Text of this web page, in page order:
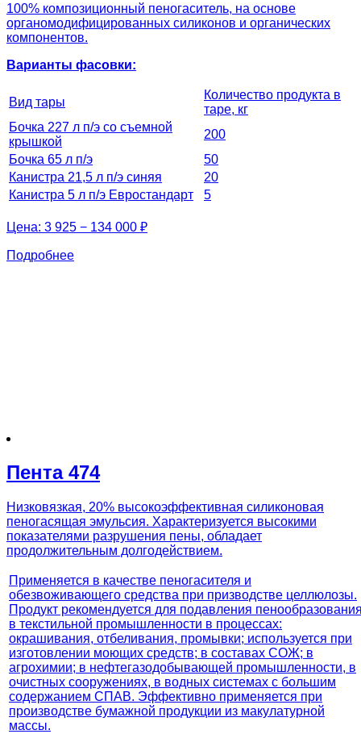
100% композиционный пеногаситель, на основе
органомодифицированных силиконов и органических
компонентов.
Варианты фасовки:
Вид тары
Количество продукта в
таре, кг
Бочка 227 л п/э со съемной
крышкой
200
Бочка 65 л п/э
50
Канистра 21,5 л п/э синяя
20
Канистра 5 л п/э Евростандарт
5
Цена: 3 925 − 134 000 ₽
Подробнее
Пента 474
Низковязкая, 20% высокоэффективная силиконовая
пеногасящая эмульсия. Характеризуется высокими
показателями разрушения пены, обладает
продолжительным долгодействием.
Применяется в качестве пеногасителя и
обезвоживающего средства при призводстве целлюлозы.
Продукт рекомендуется для подавления
в текстильной промышленности в процессах:
окрашивания, отбеливания, промывки; используется при
изготовлении моющих средств; в составах СОЖ; в
агрохимии; в нефтегазодобывающей промышленности, в
очистных сооружениях, в водных системах с большим
содержанием СПАВ. Эффективно применяется при
производстве бумажной продукции из макулатурной
массы.